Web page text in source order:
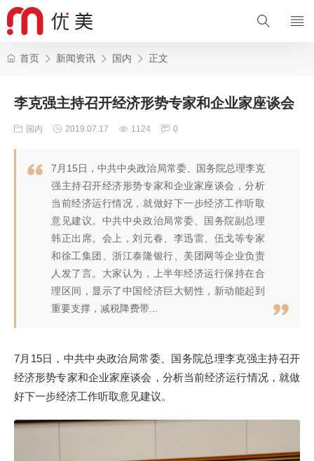
首页 新闻资讯 国内 正文
李克强主持召开经济形势专家和企业家座谈会
国内 2019.07.17 1124 0
7月15日，中共中央政治局常委、国务院总理李克
强主持召开经济形势专家和企业家座谈会，分析
当前经济运行情况，就做好下一步经济工作听取
意见建议。中共中央政治局常委、国务院副总理
韩正出席。会上，刘元春、李迅雷、伍戈等专家
和徐工集团、浙江泰隆银行、美团网等企业负责
人发了言。大家认为，上半年经济运行保持在合
理区间，显示了中国经济巨大韧性，新动能起到
重要支撑，减税降费带...
7月15日，中共中央政治局常委、国务院总理李克强主持召开
经济形势专家和企业家座谈会，分析当前经济运行情况，就做
好下一步经济工作听取意见建议。